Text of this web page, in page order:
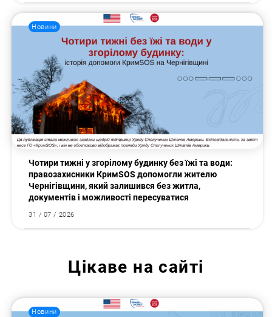
Новини
Чотири тижні у згорілому будинку без їжі та води:
правозахисники КримSOS допомогли жителю
Чернігівщини, який залишився без житла,
документів і можливості пересуватися
31 / 07 / 2026
Цікаве на сайті
Новини